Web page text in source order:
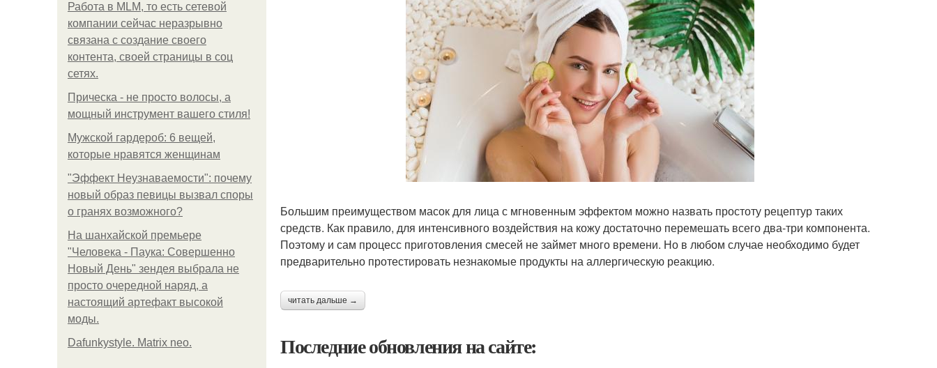
Работа в MLM, то есть сетевой
компании сейчас неразрывно
связана с создание своего
контента, своей страницы в соц
сетях.
Прическа - не просто волосы, а
мощный инструмент вашего стиля!
Мужской гардероб: 6 вещей,
которые нравятся женщинам
"Эффект Неузнаваемости": почему
новый образ певицы вызвал споры
о гранях возможного?
На шанхайской премьере
"Человека - Паука: Совершенно
Новый День" зендея выбрала не
просто очередной наряд, а
настоящий артефакт высокой
моды.
Dafunkystyle. Matrix neo.
Большим преимуществом масок для лица с мгновенным эффектом можно назвать простоту рецептур таких
средств. Как правило, для интенсивного воздействия на кожу достаточно перемешать всего два-три компонента.
Поэтому и сам процесс приготовления смесей не займет много времени. Но в любом случае необходимо будет
предварительно протестировать незнакомые продукты на аллергическую реакцию.
читать дальше →
Последние обновления на сайте: